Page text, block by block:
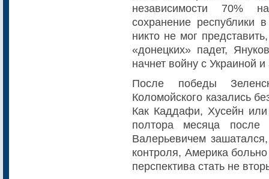
независимости 70%
сохранение республики
никто не мог
«донецких» падет,
начнет войну с Украиной
После победы
Коломойского казались
Как Каддафи, Хусейн
полтора месяца
Валерьевичем
контроля, Америка
перспектива стать не